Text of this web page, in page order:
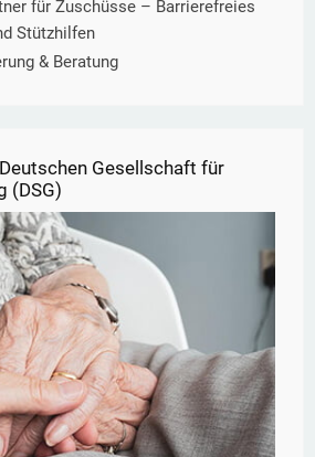
für Zuschüsse – Barrierefreies
Stützhilfen
& Beratung
Gesellschaft für
(DSG)